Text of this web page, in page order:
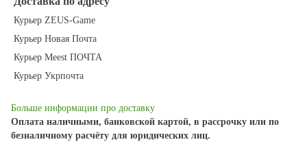
Курьер ZEUS-Game
Курьер Новая Почта
Курьер Meest ПОЧТА
Курьер Укрпочта
Больше информации про доставку
Оплата наличными, банковской картой, в рассрочку или по
безналичному расчёту для юридических лиц.